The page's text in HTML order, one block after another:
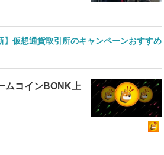
】仮想通貨取引所のキャンペーンおすすめ
ムコインBONK上